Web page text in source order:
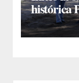
histórica
Yanina
primeros